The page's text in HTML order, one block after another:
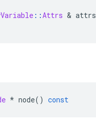
::Attrs & attrs
* node() const